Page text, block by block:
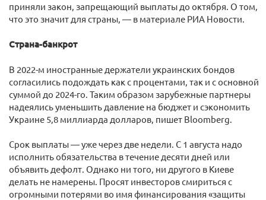
приняли закон, запрещающий выплаты до октября. О том,
что это значит для страны, — в материале РИА Новости.
Страна-банкрот
В 2022-м иностранные держатели украинских бондов
согласились подождать как с процентами, так и с основной
суммой до 2024-го. Таким образом зарубежные партнеры
надеялись уменьшить давление на бюджет и сэкономить
Украине 5,8 миллиарда долларов, пишет Bloomberg.
Срок выплаты — уже через две недели. С 1 августа надо
исполнить обязательства в течение десяти дней или
объявить дефолт. Однако ни того, ни другого в Киеве
делать не намерены. Просят инвесторов смириться с
огромными потерями во имя финансирования «защиты